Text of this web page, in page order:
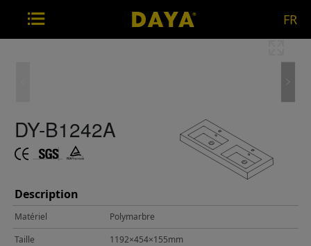
FR
DY-B1242A
Description
Matériel
Polymarbre
Taille
1192×454×155mm